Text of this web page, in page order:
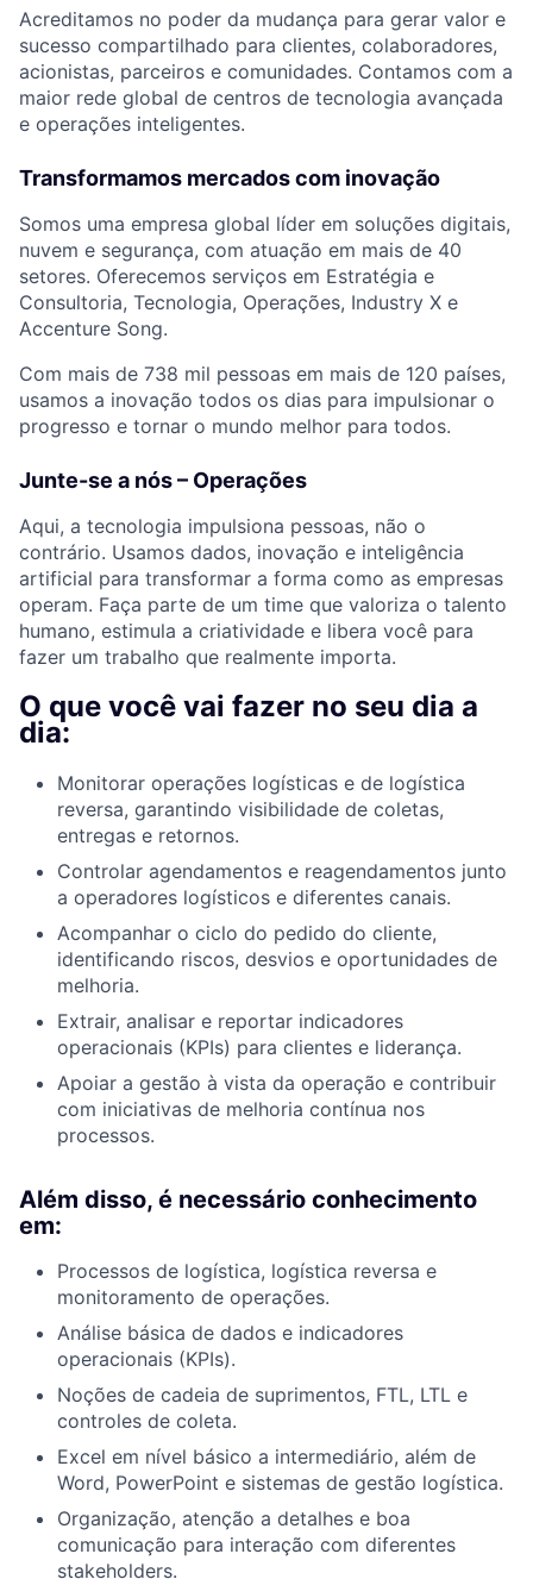
Acreditamos no poder da mudança para gerar valor e
sucesso compartilhado para clientes, colaboradores,
acionistas, parceiros e comunidades. Contamos com a
maior rede global de centros de tecnologia avançada
e operações inteligentes.
Transformamos mercados com inovação
Somos uma empresa global líder em soluções digitais,
nuvem e segurança, com atuação em mais de 40
setores. Oferecemos serviços em Estratégia e
Consultoria, Tecnologia, Operações, Industry X e
Accenture Song.
Com mais de 738 mil pessoas em mais de 120 países,
usamos a inovação todos os dias para impulsionar o
progresso e tornar o mundo melhor para todos.
Junte-se a nós – Operações
Aqui, a tecnologia impulsiona pessoas, não o
contrário. Usamos dados, inovação e inteligência
artificial para transformar a forma como as empresas
operam. Faça parte de um time que valoriza o talento
humano, estimula a criatividade e libera você para
fazer um trabalho que realmente importa.
O que você vai fazer no seu dia a
dia:
Monitorar operações logísticas e de logística
reversa, garantindo visibilidade de coletas,
entregas e retornos.
Controlar agendamentos e reagendamentos junto
a operadores logísticos e diferentes canais.
Acompanhar o ciclo do pedido do cliente,
identificando riscos, desvios e oportunidades de
melhoria.
Extrair, analisar e reportar indicadores
operacionais (KPIs) para clientes e liderança.
Apoiar a gestão à vista da operação e contribuir
com iniciativas de melhoria contínua nos
processos.
Além disso, é necessário conhecimento
em:
Processos de logística, logística reversa e
monitoramento de operações.
Análise básica de dados e indicadores
operacionais (KPIs).
Noções de cadeia de suprimentos, FTL, LTL e
controles de coleta.
Excel em nível básico a intermediário, além de
Word, PowerPoint e sistemas de gestão logística.
Organização, atenção a detalhes e boa
comunicação para interação com diferentes
stakeholders.